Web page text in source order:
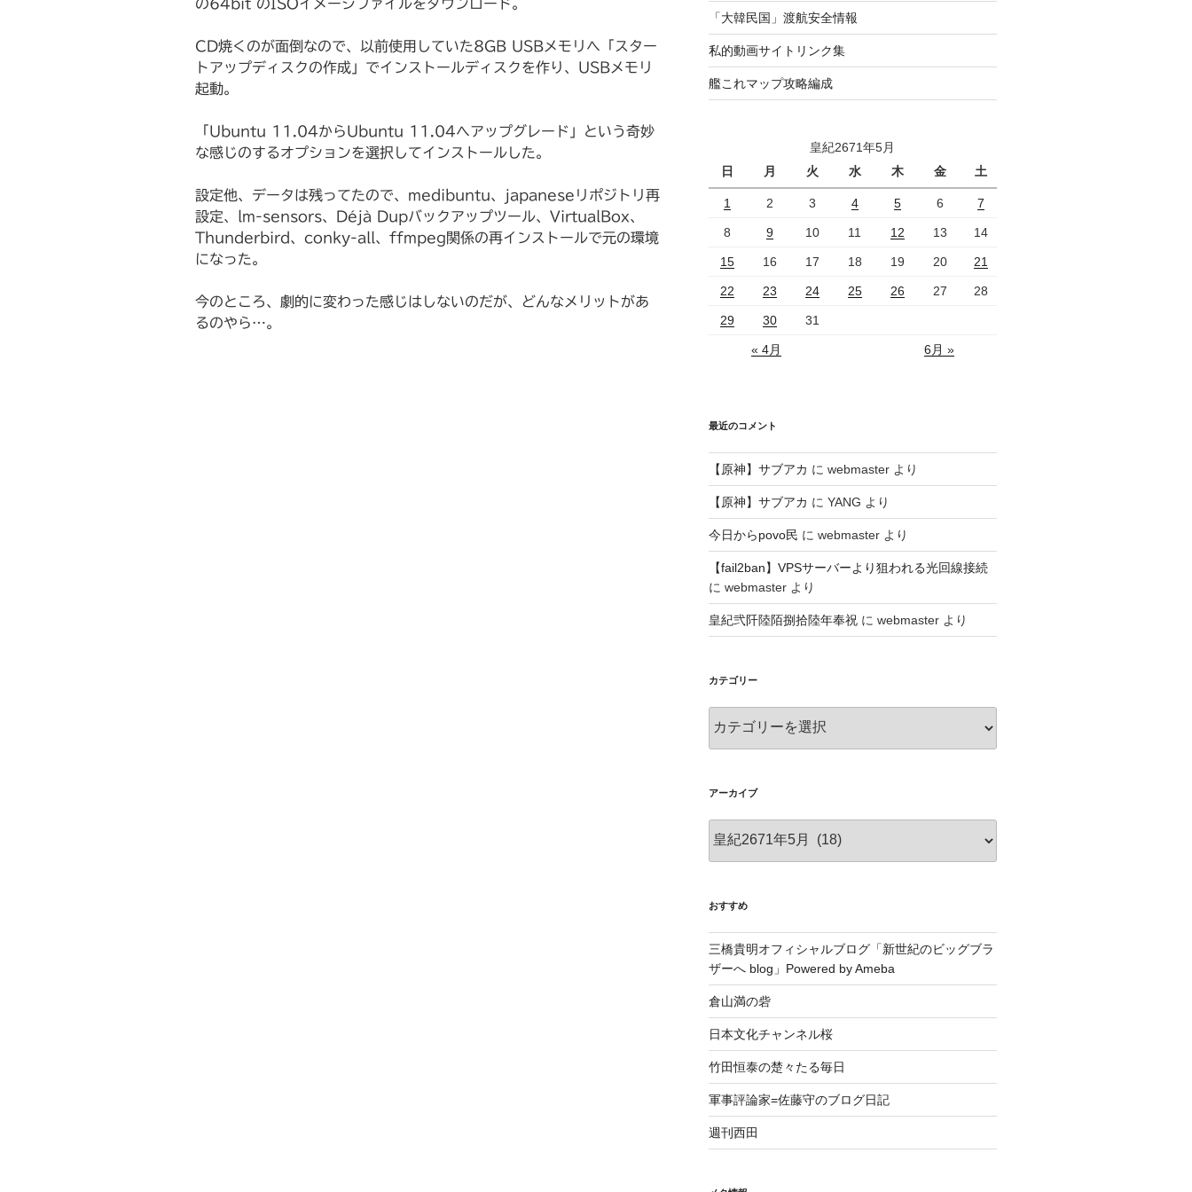
の64bit のISOイメージファイルをダウンロード。
CD焼くのが面倒なので、以前使用していた8GB USBメモリへ「スター
トアップディスクの作成」でインストールディスクを作り、USBメモリ
起動。
「Ubuntu 11.04からUbuntu 11.04へアップグレード」という奇妙
な感じのするオプションを選択してインストールした。
設定他、データは残ってたので、medibuntu、japaneseリポジトリ再
設定、lm-sensors、Déjà Dupバックアップツール、VirtualBox、
Thunderbird、conky-all、ffmpeg関係の再インストールで元の環境
になった。
今のところ、劇的に変わった感じはしないのだが、どんなメリットがあ
るのやら…。
「大韓民国」渡航安全情報
私的動画サイトリンク集
艦これマップ攻略編成
皇紀2671年5月
日
月 火 水 木 金 土
1 2 3 4 5 6 7
8 9 10 11 12 13 14
15 16 17 18 19 20 21
22 23 24 25 26 27 28
29 30 31
« 4月 6月 »
最近のコメント
【原神】サブアカ に webmasterより
【原神】サブアカ に YANG より
今日からpovo民 に webmasterより
【fail2ban】VPSサーバーより狙われる光回線接続
に webmasterより
皇紀弐阡陸陌捌拾陸年奉祝に webmasterより
カテゴリー
テ
ー
アーカイブ
ー
ブ
おすすめ
三橋貴明オフィシャルブログ「新世紀のビッグブラ
ザーへ blog」Powered by Ameba
倉山満の砦
日本文化チャンネル桜
竹田恒泰の楚々たる毎日
軍事評論家=佐藤守のブログ日記
週刊西田